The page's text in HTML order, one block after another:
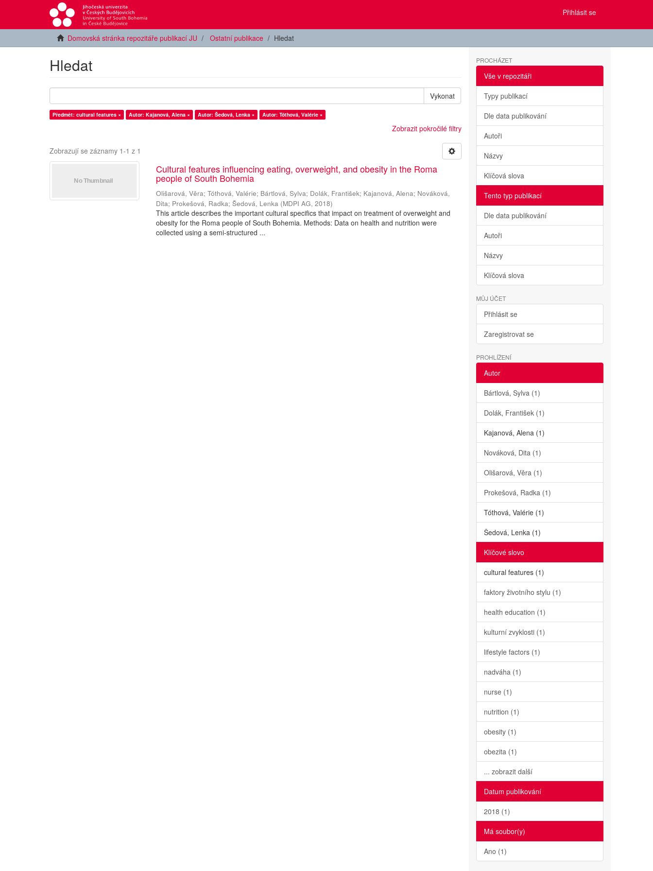
Přihlásit se
Domovská stránka repozitáře publikací JU Ostatní publikace Hledat
Hledat
Vykonat
Předmět: cultural features × Autor: Kajanová, Alena × Autor: Šedová, Lenka × Autor: Tóthová, Valérie ×
Zobrazit pokročilé filtry
Zobrazují se záznamy 1-1 z 1
Cultural features influencing eating, overweight, and obesity in the Roma
people of South Bohemia
Olišarová, Věra;Tóthová, Valérie; Bártlová, Sylva; Dolák, František; Kajanová, Alena; Nováková,
Dita; Prokešová, Radka;Šedová, Lenka (MDPI AG,2018)
This article describes the important cultural specifics that impact on treatment of overweight and
obesity for the Roma people of South Bohemia. Methods: Data on health and nutrition were
collected using a semi-structured ...
PROCHÁZET
Vše v repozitáři
Typy publikací
Dle data publikování
Autoři
Názvy
Klíčová slova
Tento typ publikací
Dle data publikování
Autoři
Názvy
Klíčová slova
MŮJ ÚČET
Přihlásit se
Zaregistrovat se
PROHLÍŽENÍ
Autor
Bártlová, Sylva (1)
Dolák, František (1)
Kajanová, Alena (1)
Nováková, Dita (1)
Olišarová, Věra (1)
Prokešová, Radka (1)
Tóthová, Valérie (1)
Šedová, Lenka (1)
Klíčové slovo
cultural features (1)
faktory životního stylu (1)
health education (1)
kulturní zvyklosti (1)
lifestyle factors (1)
nadváha (1)
nurse (1)
nutrition (1)
obesity (1)
obezita (1)
... zobrazit další
Datum publikování
2018 (1)
Má soubor(y)
Ano (1)